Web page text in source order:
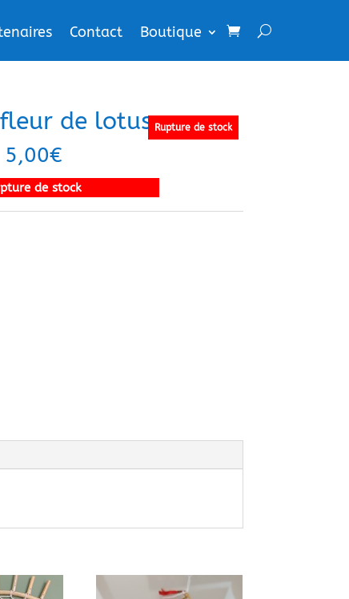
Contact Boutique
de lotus
5,00€
Rupture de stock
de stock